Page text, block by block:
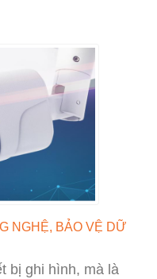
NGHỆ, BẢO VỆ DỮ
bị ghi hình, mà là